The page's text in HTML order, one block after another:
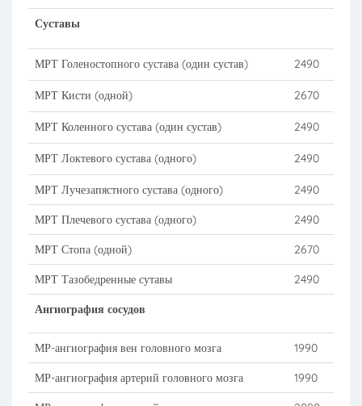
Суставы
МРТ Голеностопного сустава (один сустав) 2490
МРТ Кисти (одной) 2670
МРТ Коленного сустава (один сустав) 2490
МРТ Локтевого сустава (одного) 2490
МРТ Лучезапястного сустава (одного) 2490
МРТ Плечевого сустава (одного) 2490
МРТ Стопа (одной) 2670
МРТ Тазобедренные сутавы 2490
Ангиография сосудов
МР-ангиография вен головного мозга 1990
МР-ангиография артерий головного мозга 1990